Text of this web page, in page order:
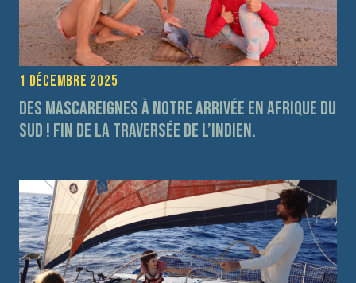
1 décembre 2025
Des Mascareignes à notre arrivée en Afrique du
Sud ! fin de la traversée de l’Indien.